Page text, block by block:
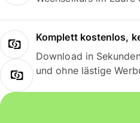
Komplett kostenlos,
Download in
und ohne lästige